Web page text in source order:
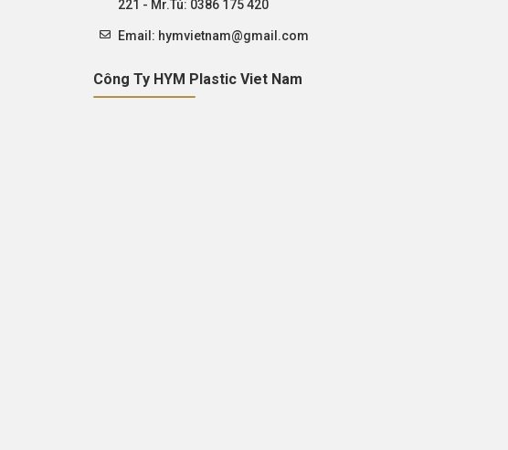
221 - Mr.Tú: 0386 175 420
Email: hymvietnam@gmail.com
Công Ty HYM Plastic Viet Nam